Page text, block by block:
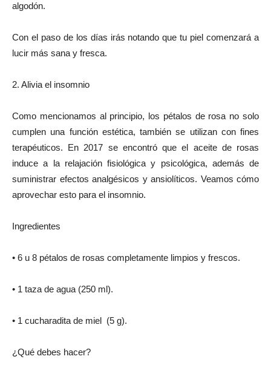
algodón.
Con el paso de los días irás notando que tu piel comenzará a
lucir más sana y fresca.
2. Alivia el insomnio
Como mencionamos al principio, los pétalos de rosa no solo
cumplen una función estética, también se utilizan con fines
terapéuticos. En 2017 se encontró que el aceite de rosas
induce a la relajación fisiológica y psicológica, además de
suministrar efectos analgésicos y ansiolíticos. Veamos cómo
aprovechar esto para el insomnio.
Ingredientes
• 6 u 8 pétalos de rosas completamente limpios y frescos.
• 1 taza de agua (250 ml).
• 1 cucharadita de miel (5 g).
¿Qué debes hacer?